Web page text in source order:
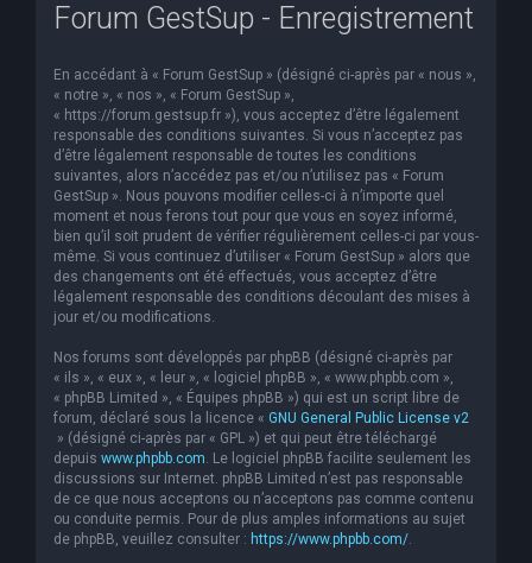
Forum GestSup - Enregistrement
En accédant à « Forum GestSup » (désigné ci-après par « nous »,
« notre », « nos », « Forum GestSup »,
« https://forum.gestsup.fr »), vous acceptez d’être légalement
responsable des conditions suivantes. Si vous n’acceptez pas
d’être légalement responsable de toutes les conditions
suivantes, alors n’accédez pas et/ou n’utilisez pas « Forum
GestSup ». Nous pouvons modifier celles-ci à n’importe quel
moment et nous ferons tout pour que vous en soyez informé,
bien qu’il soit prudent de vérifier régulièrement celles-ci par vous-
même. Si vous continuez d’utiliser « Forum GestSup » alors que
des changements ont été effectués, vous acceptez d’être
légalement responsable des conditions découlant des mises à
jour et/ou modifications.
Nos forums sont développés par phpBB (désigné ci-après par
« ils », « eux », « leur », « logiciel phpBB », « www.phpbb.com »,
« phpBB Limited », « Équipes phpBB ») qui est un script libre de
forum, déclaré sous la licence « GNU General Public License v2
» (désigné ci-après par « GPL ») et qui peut être téléchargé
depuis www.phpbb.com. Le logiciel phpBB facilite seulement les
discussions sur Internet. phpBB Limited n’est pas responsable
de ce que nous acceptons ou n’acceptons pas comme contenu
ou conduite permis. Pour de plus amples informations au sujet
de phpBB, veuillez consulter : https://www.phpbb.com/.